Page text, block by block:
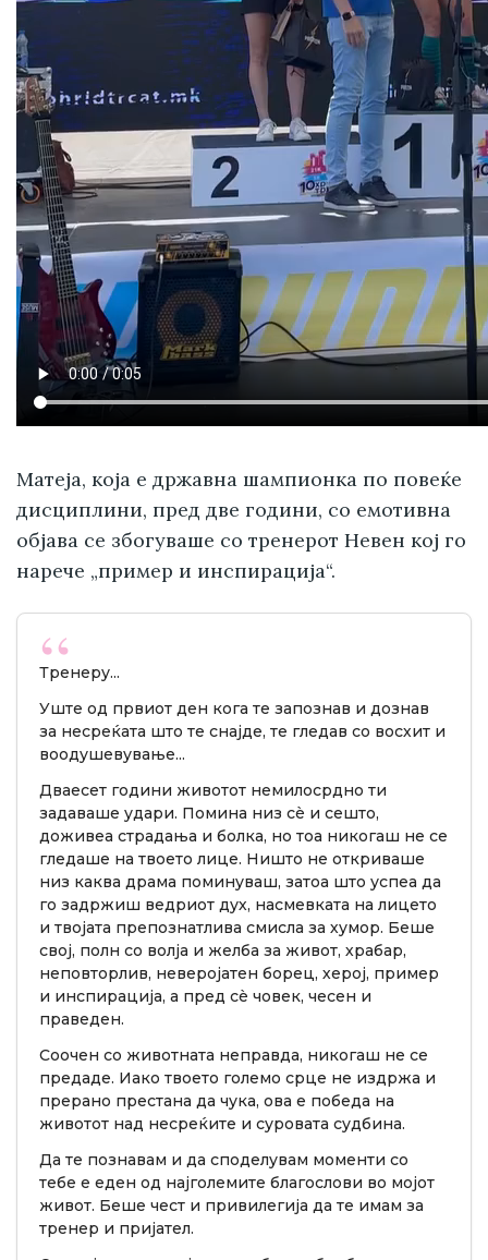
Матеја, која е државна шампионка по повеќе
дисциплини, пред две години, со емотивна
објава се збогуваше со тренерот Невен кој го
нарече „пример и инспирација“.
Тренеру...
Уште од првиот ден кога те запознав и дознав
за несреќата што те снајде, те гледав со восхит и
воодушевување...
Дваесет години животот немилосрдно ти
задаваше удари. Помина низ сè и сешто,
доживеа страдања и болка, но тоа никогаш не се
гледаше на твоето лице. Ништо не откриваше
низ каква драма поминуваш, затоа што успеа да
го задржиш ведриот дух, насмевката на лицето
и твојата препознатлива смисла за хумор. Беше
свој, полн со волја и желба за живот, храбар,
неповторлив, неверојатен борец, херој, пример
и инспирација, а пред сè човек, чесен и
праведен.
Соочен со животната неправда, никогаш не се
предаде. Иако твоето големо срце не издржа и
прерано престана да чука, ова е победа на
животот над несреќите и суровата судбина.
Да те познавам и да споделувам моменти со
тебе е еден од најголемите благослови во мојот
живот. Беше чест и привилегија да те имам за
тренер и пријател.